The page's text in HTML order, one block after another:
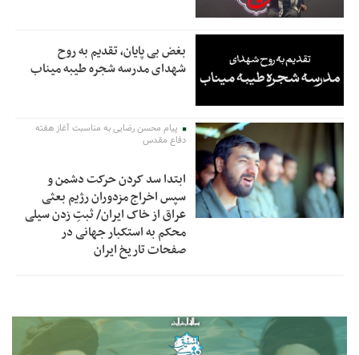
بغض بی پایان، تقدیم به روح
شهدای مدرسه شجره طیبه میناب
پیام محسن رضایی به مناسبت آغاز هفته
دفاع مقدس
ابتدا سد کردن حرکت دشمن و
سپس اخراج مزدوران رژیم بعثی
عراق از خاک ایران/ ثبتِ زدن سیلی
محکم به استکبار جهانی در
صفحات تاریخ ایران